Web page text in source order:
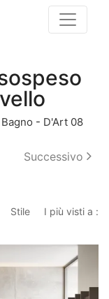
- D'Art 08
Successivo
Stile I più visti a :